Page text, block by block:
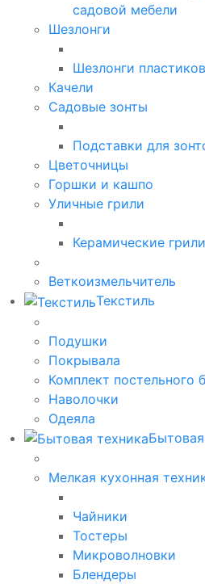
садовой мебели
Шезлонги
Шезлонги
Качели
Садовые зонты
Подставки для
Цветочницы
Горшки и кашпо
Уличные грили
Керамические грили
Веткоизмельчитель
Текстиль
Подушки
Покрывала
Комплект постельного
Наволочки
Одеяла
Мелкая кухонная
Чайники
Тостеры
Микроволновки
Блендеры